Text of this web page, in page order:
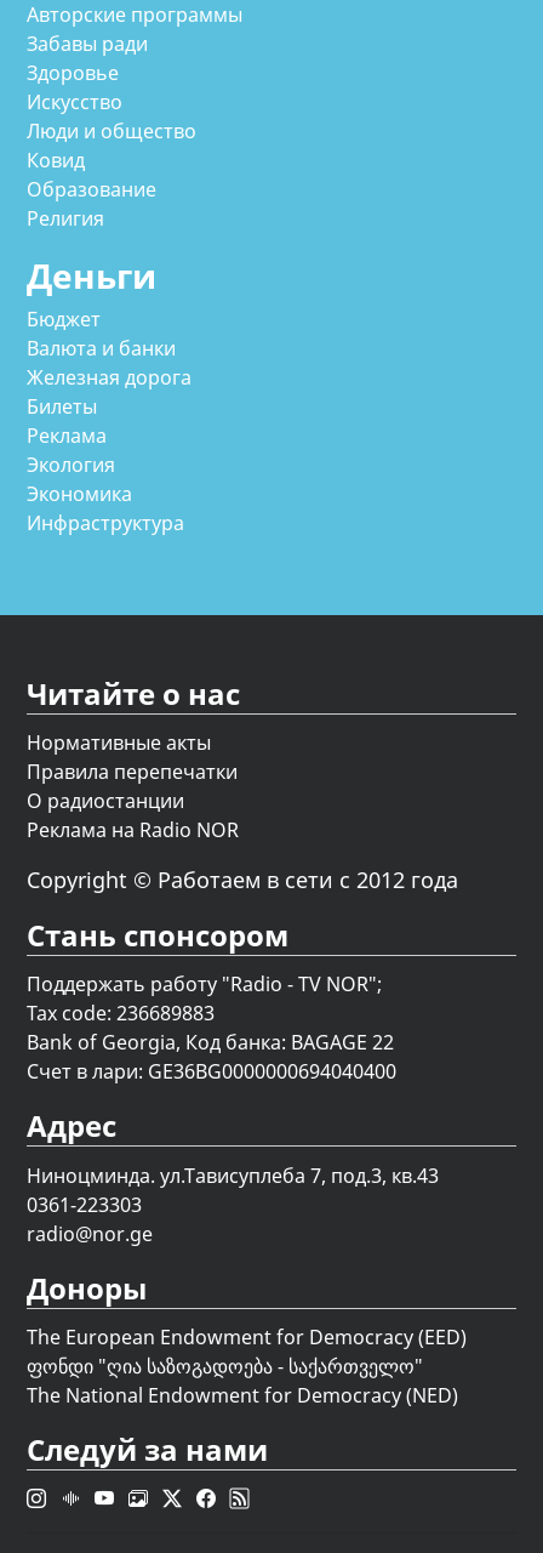
Авторские программы
Забавы ради
Здоровье
Искусство
Люди и общество
Ковид
Образование
Религия
Деньги
Бюджет
Валюта и банки
Железная дорога
Билеты
Реклама
Экология
Экономика
Инфраструктура
Читайте о нас
Нормативные акты
Правила перепечатки
О радиостанции
Реклама на Radio NOR
Copyright © Работаем в сети с 2012 года
Стань спонсором
Поддержать работу "Radio - TV NOR";
Tax code: 236689883
Bank of Georgia, Код банка: BAGAGE 22
Счет в лари: GE36BG0000000694040400
Адрес
Ниноцминда. ул.Тависуплеба 7, под.3, кв.43
0361-223303
radio@nor.ge
Доноры
The European Endowment for Democracy (EED)
ფონდი "ღია საზოგადოება - საქართველო"
The National Endowment for Democracy (NED)
Следуй за нами